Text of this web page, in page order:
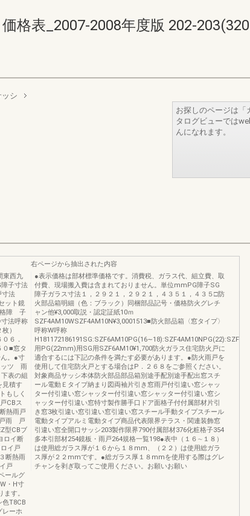
格表_2007-2008年度版 202-
シ
お探しのページは「
タログビューでは
んになれます。
東西九
子寸法
寸法
ット鏡
格障 子
法呼称
枚）
６．
■窓タ
。●寸
ッツ 雨
表の組
見積す
もしく
CBス
熱雨戸
戸雨 戸
型CBブ
ロイ断
イ戸
断熱雨
戸
ールグ
・H寸
す。
色T8CB
レーホ
右ページから抽出された内容
●表示価格は部材標準価格です。消費税、ガラス代、組立費、取
付費、現場搬入費は含まれておりません。単位mmPG障子SG
障子ガラス寸法１，２９２１，２９２１，４３５１，４３５□防
火部品箱明細（色：ブラック）同梱部品記号・価格防火グレチ
ャン他¥3,000取説・認定証紙10ｍ
SZF4AM10WSZF4AM10N¥3,0001513■防火部品箱〈窓タイプ〉
呼称W呼称
用PG(22mm)用SG用SZF6AM10¥1,700防火ガラス住宅防火戸に
適合するには下記の条件を満たす必要があります。●防火雨戸を
使用して住宅防火戸とする場合はP．２６８をご参照ください。
対象商品サッシ本体防火部品部品箱別途手配別途手配出窓スチ
ール電動Ｅタイプ納まり図両袖片引き窓雨戸付引違い窓シャッ
ター付引違い窓シャッター付引違い窓シャッター付引違い窓シ
ャッター付引違い窓特寸製作勝手口ドア面格子付付属部材片引
き窓3枚引違い窓引違い窓引違い窓スチール手動タイプスチール
電動タイプアルミ電動タイプ商品代表限界テラス・関連装飾窓
引違い窓全開口サッシ203製作限界790付属部材376化粧格子354
多本引部材254鏡板・雨戸264規格一覧198●表中（１６∼１８）
は使用総ガラス厚が１６から１８mm、（２２）は使用総ガラ
ス厚が２２mmです。●総ガラス厚１８mmを使用する際はグレ
チャンを剥ぎ取ってご使用ください。お願いお願い